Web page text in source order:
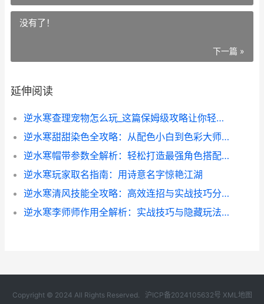
没有了！
下一篇 »
延伸阅读
逆水寒查理宠物怎么玩_这篇保姆级攻略让你轻松拿捏战斗核心
逆水寒甜甜染色全攻略：从配色小白到色彩大师的秘密
逆水寒帽带参数全解析：轻松打造最强角色搭配秘籍
逆水寒玩家取名指南：用诗意名字惊艳江湖
逆水寒清风技能全攻略：高效连招与实战技巧分享
逆水寒李师师作用全解析：实战技巧与隐藏玩法揭秘
Copyright © 2024 All Rights Reserved. 沪ICP备2024105632号 XML地图